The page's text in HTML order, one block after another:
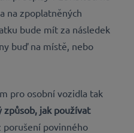
na zpoplatněných
bude mít za následek
buď na místě, nebo
pro osobní vozidla tak
jak používat
porušení povinného